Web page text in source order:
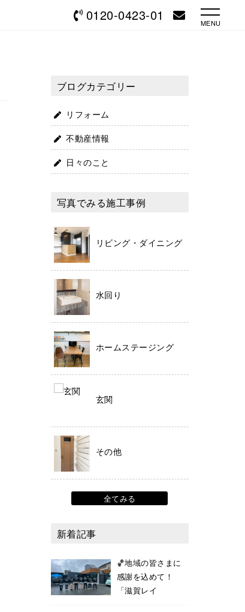
0120-0423-01 MENU
ブログカテゴリー
リフォーム
不動産情報
日々のこと
写真でみる施工事例
リビング・ダイニング
水回り
ホームステージング
玄関
その他
全てみる
新着記事
🏀地域の皆さまに
感謝を込めて！
「滋賀レイ